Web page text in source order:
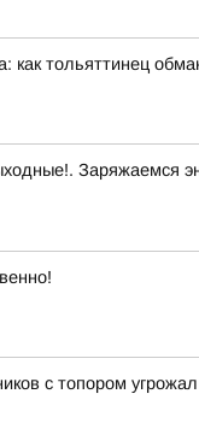
как тольяттинец
Заряжаемся
с топором